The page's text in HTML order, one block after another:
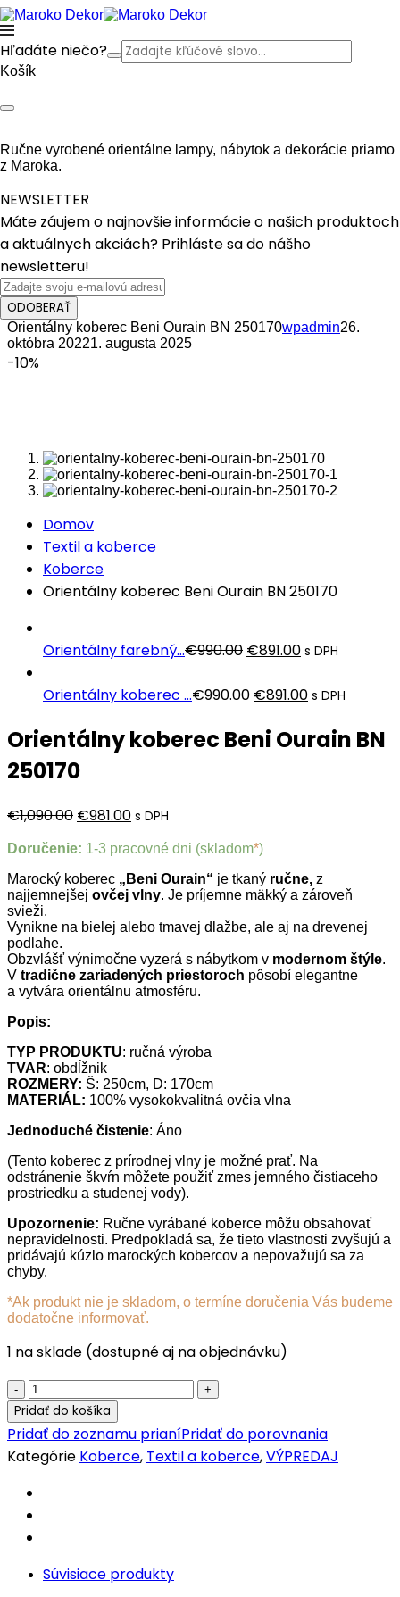
Hľadáte niečo?
Košík
Ručne vyrobené orientálne lampy, nábytok a dekorácie priamo
z Maroka.
NEWSLETTER
Máte záujem o najnovšie informácie o našich produktoch
a aktuálnych akciách? Prihláste sa do nášho
newsletteru!
ODOBERAŤ
Orientálny koberec Beni Ourain BN 250170wpadmin26.
októbra 20221. augusta 2025
-10%
Domov
Textil a koberce
Koberce
Orientálny koberec Beni Ourain BN 250170
Orientálny farebný...€990.00 Pôvodná
bola:
€891.00Aktuálna
je:
s DPH
Orientálny koberec ...€990.00 Pôvodná
bola:
€891.00Aktuálna
je:
s DPH
Orientálny koberec Beni Ourain BN
250170
€1,090.00 Pôvodná
bola:
€1,090.00.
€981.00Aktuálna
cena
je:
€981.00.
s DPH
Doručenie: 1-3 pracovné dni (skladom*)
Marocký koberec „Beni Ourain“ je tkaný ručne, z
najjemnejšej ovčej vlny. Je príjemne mäkký a zároveň
svieži.
Vynikne na bielej alebo tmavej dlažbe, ale aj na drevenej
podlahe.
Obzvlášť výnimočne vyzerá s nábytkom v modernom štýle.
V tradične zariadených priestoroch pôsobí elegantne
a vytvára orientálnu atmosféru.
Popis:
TYP PRODUKTU: ručná výroba
TVAR: obdĺžnik
ROZMERY: Š: 250cm, D: 170cm
MATERIÁL: 100% vysokokvalitná ovčia vlna
Jednoduché čistenie: Áno
(Tento koberec z prírodnej vlny je možné prať. Na
odstránenie škvŕn môžete použiť zmes jemného čistiaceho
prostriedku a studenej vody).
Upozornenie: Ručne vyrábané koberce môžu obsahovať
nepravidelnosti. Predpokladá sa, že tieto vlastnosti zvyšujú a
pridávajú kúzlo marockých kobercov a nepovažujú sa za
chyby.
*Ak produkt nie je skladom, o termíne doručenia Vás budeme
dodatočne informovať.
1 na sklade (dostupné aj na objednávku)
Orientálny
koberec
Beni
Ourain
250170
quantity
Pridať do košíka
Pridať do zoznamu prianíPridať do porovnania
Kategórie Koberce, Textil a koberce,VÝPREDAJ
Súvisiace produkty